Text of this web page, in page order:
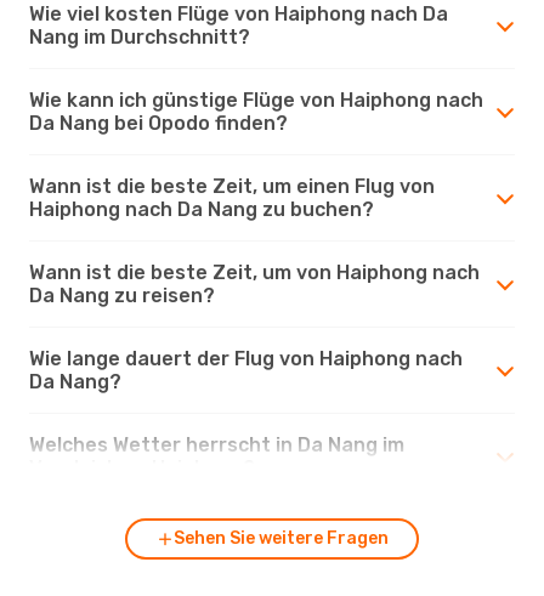
Wie viel kosten Flüge von Haiphong nach Da
Nang im Durchschnitt?
Wie kann ich günstige Flüge von Haiphong nach
Da Nang bei Opodo finden?
Wann ist die beste Zeit, um einen Flug von
Haiphong nach Da Nang zu buchen?
Wann ist die beste Zeit, um von Haiphong nach
Da Nang zu reisen?
Wie lange dauert der Flug von Haiphong nach
Da Nang?
Welches Wetter herrscht in Da Nang im
Sehen Sie weitere Fragen